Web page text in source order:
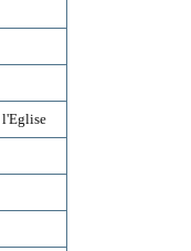
l'Eglise